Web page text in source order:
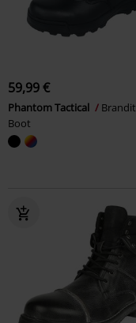
59,99 €
Phantom Tactical
Brandit
Boot